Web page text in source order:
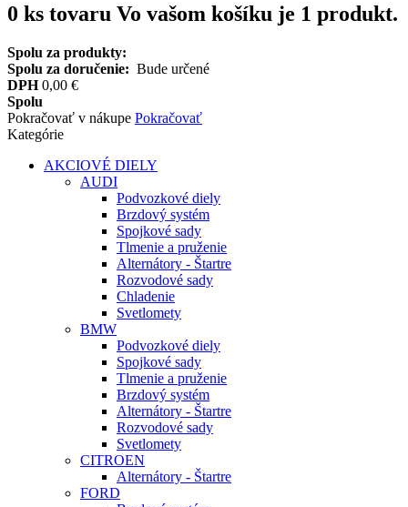
0 ks tovaru Vo vašom košíku je 1 produkt.
Spolu za produkty:
Spolu za doručenie: Bude určené
DPH 0,00 €
Spolu
Pokračovať v nákupe Pokračovať
Kategórie
AKCIOVÉ DIELY
AUDI
Podvozkové diely
Brzdový systém
Spojkové sady
Tlmenie a pruženie
Alternátory - Štartre
Rozvodové sady
Chladenie
Svetlomety
BMW
Podvozkové diely
Spojkové sady
Tlmenie a pruženie
Brzdový systém
Alternátory - Štartre
Rozvodové sady
Svetlomety
CITROEN
Alternátory - Štartre
FORD